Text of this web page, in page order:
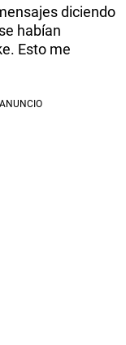
diciendo
habían
Esto me